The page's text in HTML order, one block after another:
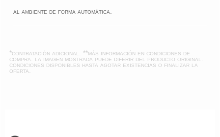
al ambiente de forma automática.
*contratación adicional. **más información en condiciones de
compra. la imagen mostrada puede diferir del producto original.
condiciones disponibles hasta agotar existencias o finalizar la
oferta.